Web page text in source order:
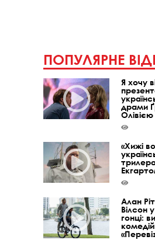
ПОПУЛЯРНЕ
Я хочу
драми
«Хижі
Алан
Вілсон
гонці: